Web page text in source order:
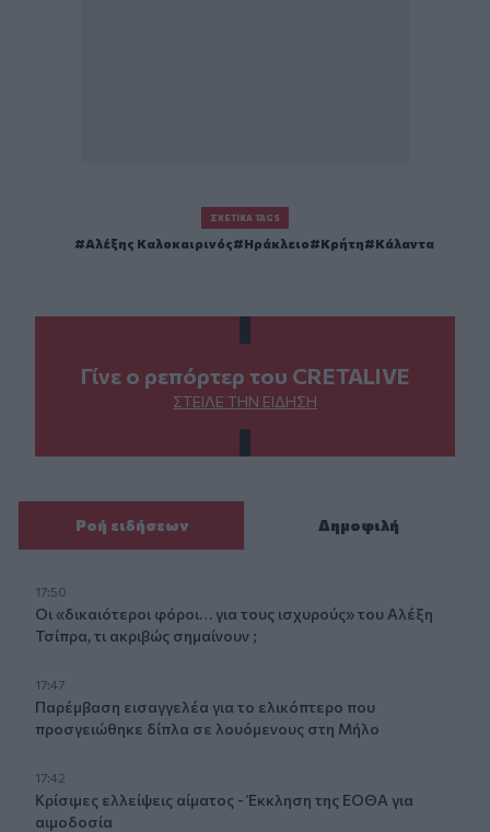
ΣΧΕΤΙΚΆ TAGS
Αλέξης Καλοκαιρινός Ηράκλειο Κρήτη Κάλαντα
Γίνε ο ρεπόρτερ του CRETALIVE
ΣΤΕΊΛΕ ΤΗΝ ΕΊΔΗΣΗ
Ροή ειδήσεων Δημοφιλή
17:50
Οι «δικαιότεροι φόροι… για τους ισχυρούς» του Αλέξη
Τσίπρα, τι ακριβώς σημαίνουν ;
17:47
Παρέμβαση εισαγγελέα για το ελικόπτερο που
προσγειώθηκε δίπλα σε λουόμενους στη Μήλο
17:42
Κρίσιμες ελλείψεις αίματος - Έκκληση της ΕΟΘΑ για
αιμοδοσία